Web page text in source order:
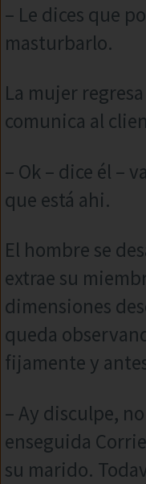
– Le dices que
masturbarlo.
La mujer
comunica al
– Ok – dice él –
que está ahi.
El hombre se
extrae su
dimensiones
queda
fijamente y
– Ay disculpe,
enseguida
su marido.